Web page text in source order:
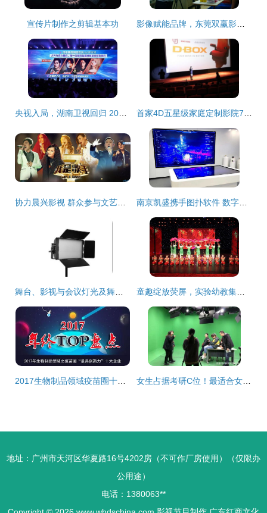
宣传片制作之剪辑基本功
地址：广州市天河区华夏路16号4202房（不可作厂房使用）（仅限办
公用途）
电话：1380063**